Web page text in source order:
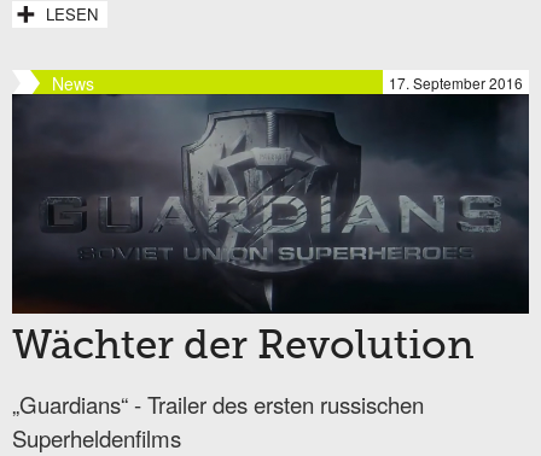
LESEN
News 17. September 2016
Wächter der Revolution
„Guardians“ - Trailer des ersten russischen
Superheldenfilms